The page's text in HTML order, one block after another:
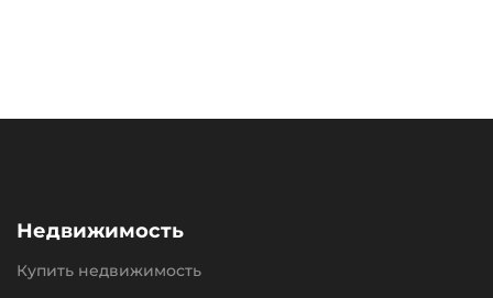
Недвижимость
Купить недвижимость